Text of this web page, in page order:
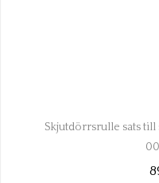
Skjutdörrsrulle sats till